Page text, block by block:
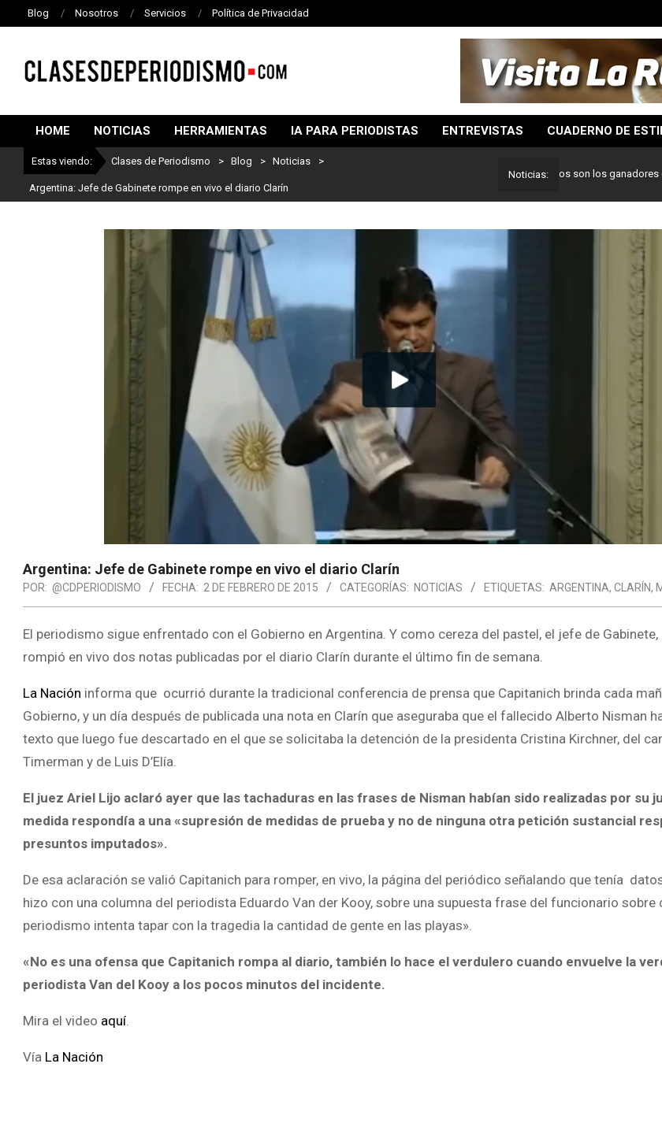
Blog Nosotros Servicios Política de Privacidad
DE
PERIODISMO
HOME NOTICIAS HERRAMIENTAS IA PARA PERIODISTAS ENTREVISTAS CUADERNO DE
Estas viendo: Clases de Periodismo > Blog > Noticias >
Argentina: Jefe de Gabinete rompe en vivo el diario Clarín
Noticias:
Lo mejor del periodismo: Estos son los ganadores del
Argentina: Jefe de Gabinete rompe en vivo el diario Clarín
POR: @CDPERIODISMO FECHA: 2 DE FEBRERO DE 2015 CATEGORÍAS: NOTICIAS ETIQUETAS: ARGENTINA, CLARÍN,
El periodismo sigue enfrentado con el Gobierno en Argentina. Y como cereza del pastel, el jefe de
rompió en vivo dos notas publicadas por el diario Clarín durante el último fin de semana.
La Nación informa que ocurrió durante la tradicional conferencia de prensa que Capitanich brinda cada
Gobierno, y un día después de publicada una nota en Clarín que aseguraba que el fallecido Alberto Nisman
texto que luego fue descartado en el que se solicitaba la detención de la presidenta Cristina Kirchner, del
Timerman y de Luis D’Elía.
El juez Ariel Lijo aclaró ayer que las tachaduras en las frases de Nisman habían sido realizadas por su
medida respondía a una «supresión de medidas de prueba y no de ninguna otra petición sustancial
presuntos imputados».
De esa aclaración se valió Capitanich para romper, en vivo, la página del periódico señalando que tenía
hizo con una columna del periodista Eduardo Van der Kooy, sobre una supuesta frase del funcionario sobre
periodismo intenta tapar con la tragedia la cantidad de gente en las playas».
«No es una ofensa que Capitanich rompa al diario, también lo hace el verdulero cuando envuelve la
periodista Van del Kooy a los pocos minutos del incidente.
Mira el video aquí.
Vía La Nación